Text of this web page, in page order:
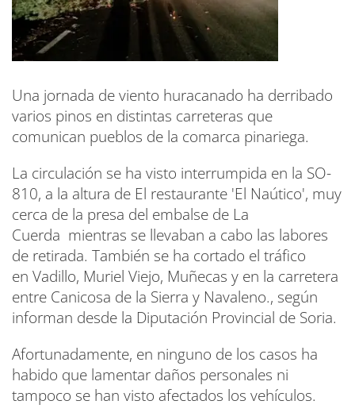
Una jornada de viento huracanado ha derribado
varios pinos en distintas carreteras que
comunican pueblos de la comarca pinariega.
La circulación se ha visto interrumpida en la SO-
810, a la altura de El restaurante 'El Naútico', muy
cerca de la presa del embalse de La
Cuerda mientras se llevaban a cabo las labores
de retirada. También se ha cortado el tráfico
en Vadillo, Muriel Viejo, Muñecas y en la carretera
entre Canicosa de la Sierra y Navaleno., según
informan desde la Diputación Provincial de Soria.
Afortunadamente, en ninguno de los casos ha
habido que lamentar daños personales ni
tampoco se han visto afectados los vehículos.